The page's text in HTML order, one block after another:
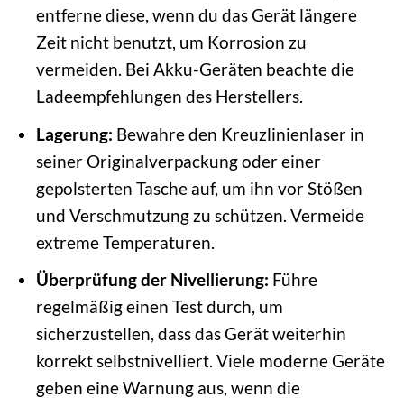
entferne diese, wenn du das Gerät längere
Zeit nicht benutzt, um Korrosion zu
vermeiden. Bei Akku-Geräten beachte die
Ladeempfehlungen des Herstellers.
Lagerung: Bewahre den Kreuzlinienlaser in
seiner Originalverpackung oder einer
gepolsterten Tasche auf, um ihn vor Stößen
und Verschmutzung zu schützen. Vermeide
extreme Temperaturen.
Überprüfung der Nivellierung: Führe
regelmäßig einen Test durch, um
sicherzustellen, dass das Gerät weiterhin
korrekt selbstnivelliert. Viele moderne Geräte
geben eine Warnung aus, wenn die